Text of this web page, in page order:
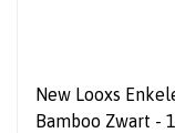
New Looxs Enkele Fietstas/Schoudertas Bari -